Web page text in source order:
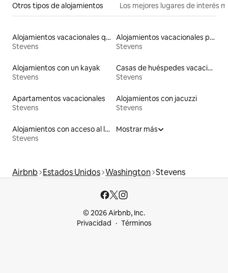
Otros tipos de alojamientos Los mejores lugares de interés
Alojamientos vacacionales que admiten mascotas
Stevens
Alojamientos vacacionales para familias
Stevens
Alojamientos con un kayak
Stevens
Casas de huéspedes vacacionales
Stevens
Apartamentos vacacionales
Stevens
Alojamientos con jacuzzi
Stevens
Alojamientos con acceso al lago
Stevens
Mostrar más
Airbnb Estados Unidos Washington Stevens
© 2026 Airbnb, Inc.
Privacidad
Términos